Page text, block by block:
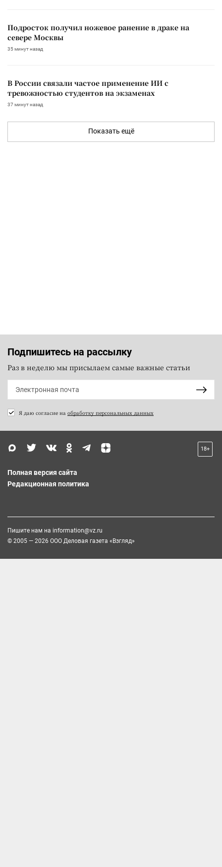
Подросток получил ножевое ранение в драке на
севере Москвы
35 минут назад
В России связали частое применение ИИ с
тревожностью студентов на экзаменах
37 минут назад
Показать ещё
Подпишитесь на рассылку
Раз в неделю мы присылаем самые важные статьи
Я даю согласие на обработку персональных данных
18+
Полная версия сайта
Редакционная политика
Пишите нам на information@vz.ru
© 2005 — 2026 ООО Деловая газета «Взгляд»